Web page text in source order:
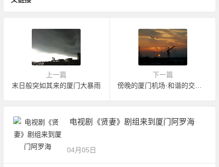
上一篇
末日般突如其来的厦门大暴雨
下一篇
电视剧《贤妻》剧组来到厦门阿罗海
04月05日